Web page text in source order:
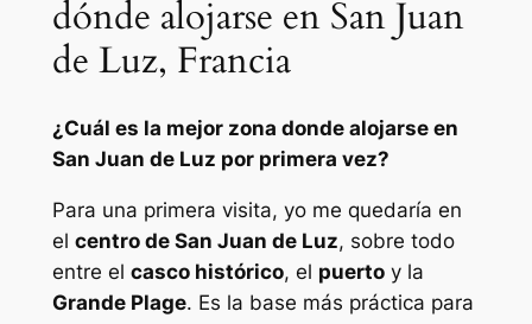
dónde alojarse en San Juan
de Luz, Francia
¿Cuál es la mejor zona donde alojarse en
San Juan de Luz por primera vez?
Para una primera visita, yo me quedaría en
el centro de San Juan de Luz, sobre todo
entre el casco histórico, el puertoy la
Grande Plage. Es la base más práctica para